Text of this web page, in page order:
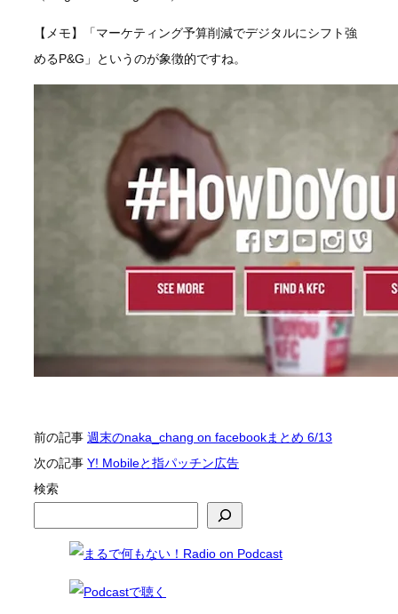
【メモ】「マーケティング予算削減でデジタルにシフト強
めるP&G」というのが象徴的ですね。
前の記事 週末のnaka_chang on facebookまとめ 6/13
次の記事 Y! Mobileと指パッチン広告
検索